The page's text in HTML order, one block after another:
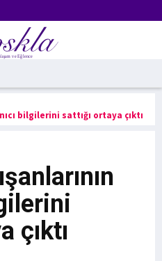
bilgilerini sattığı ortaya çıktı
çıktı